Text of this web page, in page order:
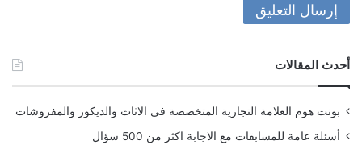
أحدث المقالات
بونت هوم العلامة التجارية المتخصصة فى الاثاث والديكور والمفروشات
أسئلة عامة للمسابقات مع الاجابة اكثر من 500 سؤال